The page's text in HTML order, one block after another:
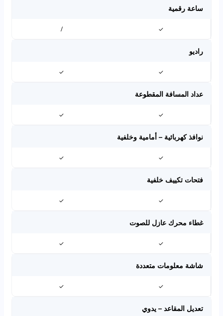
ساعة رقمية
✓
/
راديو
✓
✓
عداد المسافة المقطوعة
✓
✓
نوافذ كهربائية – أمامية وخلفية
✓
✓
فتحات تكييف خلفية
✓
✓
غطاء محرك عازل للصوت
✓
✓
شاشة معلومات متعددة
✓
✓
تعديل المقاعد – يدوي